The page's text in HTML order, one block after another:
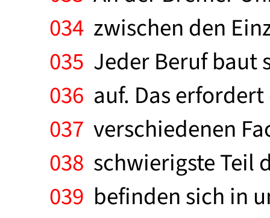
034 zwischen den
035 Jeder Beruf baut
036 auf. Das
037 verschiedenen
038 schwierigste Teil
039 befinden sich in